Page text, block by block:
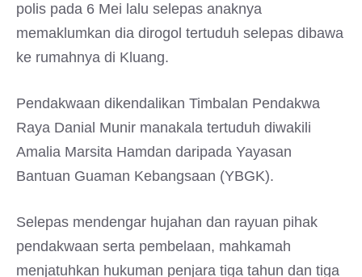
polis pada 6 Mei lalu selepas anaknya
memaklumkan dia dirogol tertuduh selepas dibawa
ke rumahnya di Kluang.
Pendakwaan dikendalikan Timbalan Pendakwa
Raya Danial Munir manakala tertuduh diwakili
Amalia Marsita Hamdan daripada Yayasan
Bantuan Guaman Kebangsaan (YBGK).
Selepas mendengar hujahan dan rayuan pihak
pendakwaan serta pembelaan, mahkamah
menjatuhkan hukuman penjara tiga tahun dan tiga